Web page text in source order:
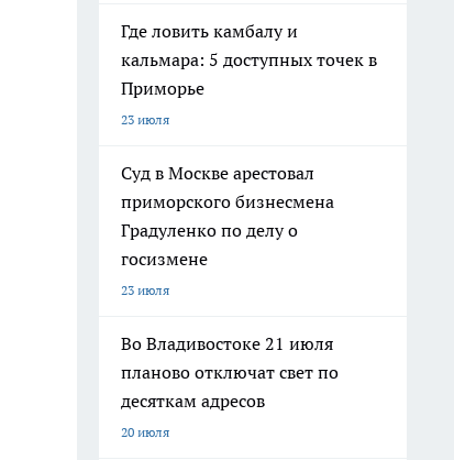
Где ловить камбалу и
кальмара: 5 доступных точек в
Приморье
23 июля
Суд в Москве арестовал
приморского бизнесмена
Градуленко по делу о
госизмене
23 июля
Во Владивостоке 21 июля
планово отключат свет по
десяткам адресов
20 июля